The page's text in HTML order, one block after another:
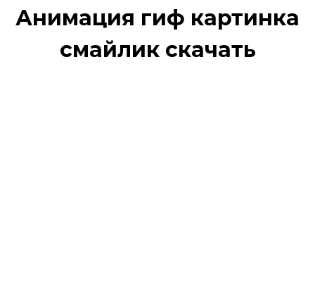
Анимация гиф картинка
смайлик скачать